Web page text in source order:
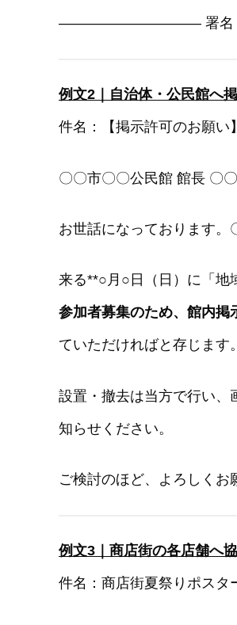
―――――――――― 署
例文2｜自治体・公民館へ
件名：【掲示許可のお願い
〇〇市〇〇公民館 館長 〇
お世話になっております
来る**○月○日（日）に「地
参加者募集のため、館内掲
ていただければと存じます。
設置・撤去は当方で行い、
知らせください。
ご検討のほど、よろしくお
例文3｜商店街の各店舗へ
件名：商店街夏祭りポスタ